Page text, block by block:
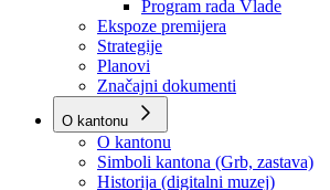
Vlada
Poslovnik
Program rada Vlade
Ekspoze premijera
Strategije
Planovi
Značajni dokumenti
O kantonu